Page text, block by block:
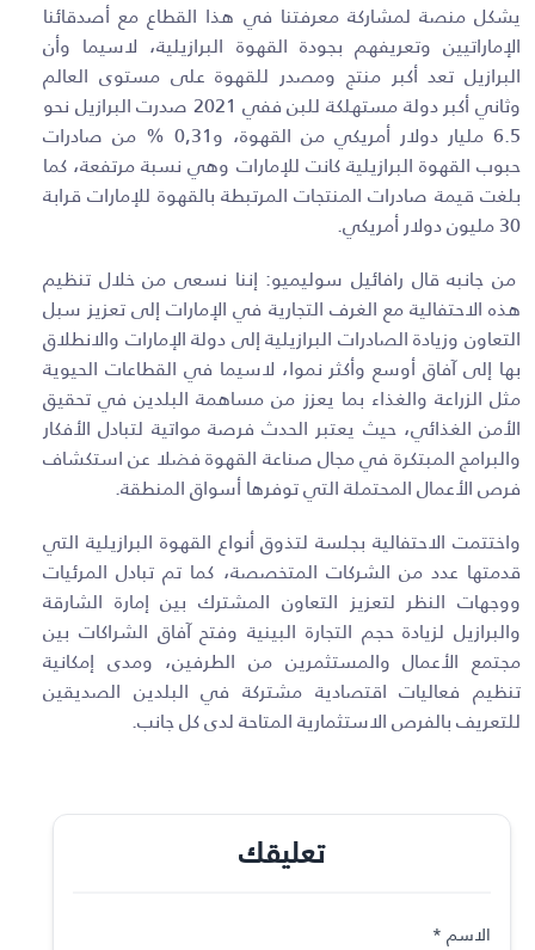
يشكل منصة لمشاركة معرفتنا في هذا القطاع مع أصدقائنا
الإماراتيين وتعريفهم بجودة القهوة البرازيلية، لاسيما وأن
البرازيل تعد أكبر منتج ومصدر للقهوة على مستوى العالم
وثاني أكبر دولة مستهلكة للبن ففي 2021 صدرت البرازيل نحو
6.5 مليار دولار أمريكي من القهوة، و0,31 % من صادرات
حبوب القهوة البرازيلية كانت للإمارات وهي نسبة مرتفعة، كما
بلغت قيمة صادرات المنتجات المرتبطة بالقهوة للإمارات قرابة
30 مليون دولار أمريكي.
من جانبه قال رافائيل سوليميو: إننا نسعى من خلال تنظيم
هذه الاحتفالية مع الغرف التجارية في الإمارات إلى تعزيز سبل
التعاون وزيادة الصادرات البرازيلية إلى دولة الإمارات والانطلاق
بها إلى آفاق أوسع وأكثر نموا، لاسيما في القطاعات الحيوية
مثل الزراعة والغذاء بما يعزز من مساهمة البلدين في تحقيق
الأمن الغذائي، حيث يعتبر الحدث فرصة مواتية لتبادل الأفكار
والبرامج المبتكرة في مجال صناعة القهوة فضلا عن استكشاف
فرص الأعمال المحتملة التي توفرها أسواق المنطقة.
واختتمت الاحتفالية بجلسة لتذوق أنواع القهوة البرازيلية التي
قدمتها عدد من الشركات المتخصصة، كما تم تبادل المرئيات
ووجهات النظر لتعزيز التعاون المشترك بين إمارة الشارقة
والبرازيل لزيادة حجم التجارة البينية وفتح آفاق الشراكات بين
مجتمع الأعمال والمستثمرين من الطرفين، ومدى إمكانية
تنظيم فعاليات اقتصادية مشتركة في البلدين الصديقين
للتعريف بالفرص الاستثمارية المتاحة لدى كل جانب.
تعليقك
الاسم *